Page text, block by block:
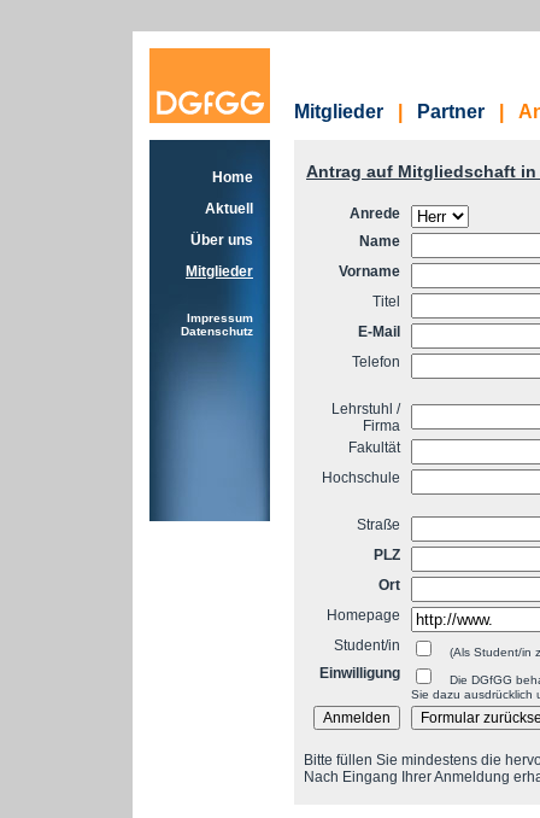
Mitglieder Partner |
Home
Aktuell
Über uns
Mitglieder
Impressum
Datenschutz
Antrag auf Mitgliedschaft in
Anrede
Name
Vorname
Titel
E-Mail
Telefon
Lehrstuhl /
Firma
Fakultät
Hochschule
Straße
PLZ
Ort
Homepage
Student/in
(Als Student/in
Einwilligung
Die DGfGG
Sie dazu ausdrücklich
Bitte füllen Sie mindestens die
Nach Eingang Ihrer Anmeldung